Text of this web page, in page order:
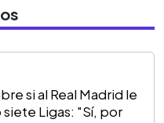
si al Real Madrid le
Ligas: "Sí, por